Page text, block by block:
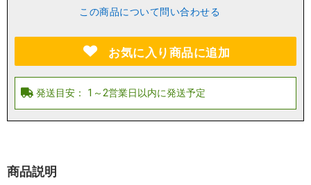
この商品について問い合わせる
お気に入り商品に追加
商品説明